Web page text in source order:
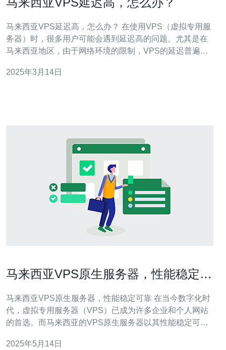
马来西亚VPS延迟高，怎么办？ 在使用VPS（虚拟专用服
务器）时，很多用户可能会遇到延迟高的问题。尤其是在
马来西亚地区，由于网络环境的限制，VPS的延迟普遍较
此需要采取一些措施来解决这个问题。 以下是一些可以尝
2025年3月14日
马来西亚VPS原生服务器，性能稳定可
马来西亚VPS原生服务器，性能稳定可靠 在当今数字化时
代，虚拟专用服务器（VPS）已成为许多企业和个人网站
的首选。而马来西亚的VPS原生服务器以其性能稳定可靠
硬件设备，包括高性能处理器、大容量存储和高速网络连
2025年5月14日